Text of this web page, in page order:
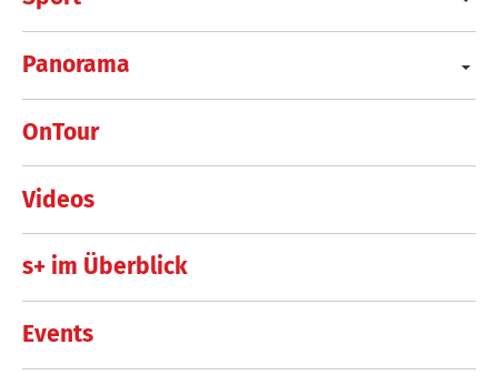
Panorama
OnTour
Videos
s+ im Überblick
Events